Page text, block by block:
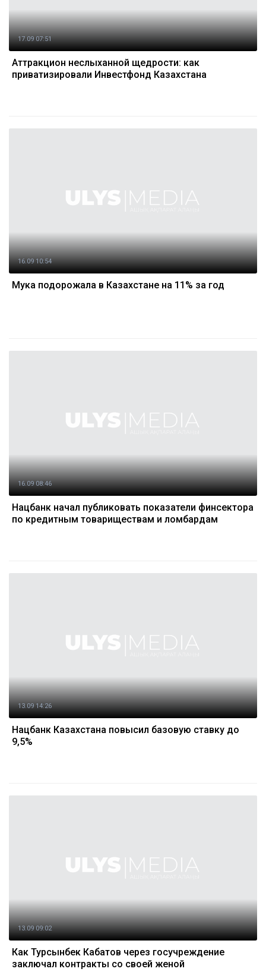
17.09 07:51
Аттракцион неслыханной щедрости: как
приватизировали Инвестфонд Казахстана
16.09 10:54
Мука подорожала в Казахстане на 11% за год
16.09 08:46
Нацбанк начал публиковать показатели финсектора
по кредитным товариществам и ломбардам
13.09 14:26
Нацбанк Казахстана повысил базовую ставку до
9,5%
13.09 09:02
Как Турсынбек Кабатов через госучреждение
заключал контракты со своей женой